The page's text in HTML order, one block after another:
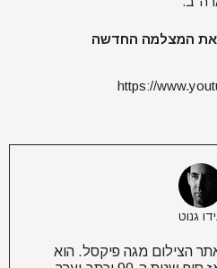
את המצלמה החדשה
[youtube]https://
גנוט
אתר הצילום מגה פיקסל. הוא